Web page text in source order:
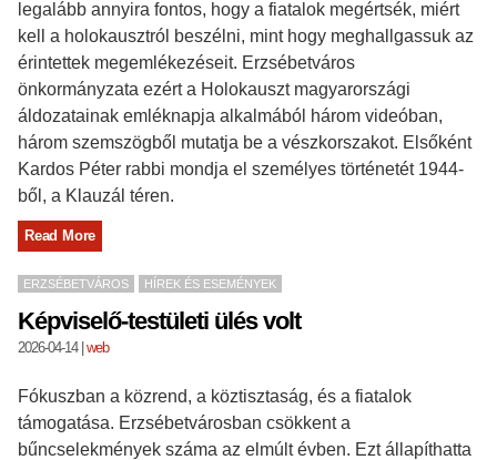
legalább annyira fontos, hogy a fiatalok megértsék, miért
kell a holokausztról beszélni, mint hogy meghallgassuk az
érintettek megemlékezéseit. Erzsébetváros
önkormányzata ezért a Holokauszt magyarországi
áldozatainak emléknapja alkalmából három videóban,
három szemszögből mutatja be a vészkorszakot. Elsőként
Kardos Péter rabbi mondja el személyes történetét 1944-
ből, a Klauzál téren.
Read More
ERZSÉBETVÁROS HÍREK ÉS ESEMÉNYEK
Képviselő-testületi ülés volt
2026-04-14| web
Fókuszban a közrend, a köztisztaság, és a fiatalok
támogatása. Erzsébetvárosban csökkent a
bűncselekmények száma az elmúlt évben. Ezt állapíthatta